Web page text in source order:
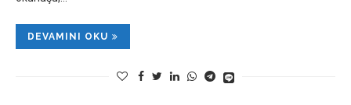
DEVAMINI OKU